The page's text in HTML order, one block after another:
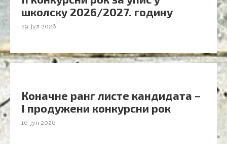
школску 2026/2027. годину
29. јул 2026
Коначне ранг листе кандидата –
I продужени конкурсни рок
16. јул 2026.